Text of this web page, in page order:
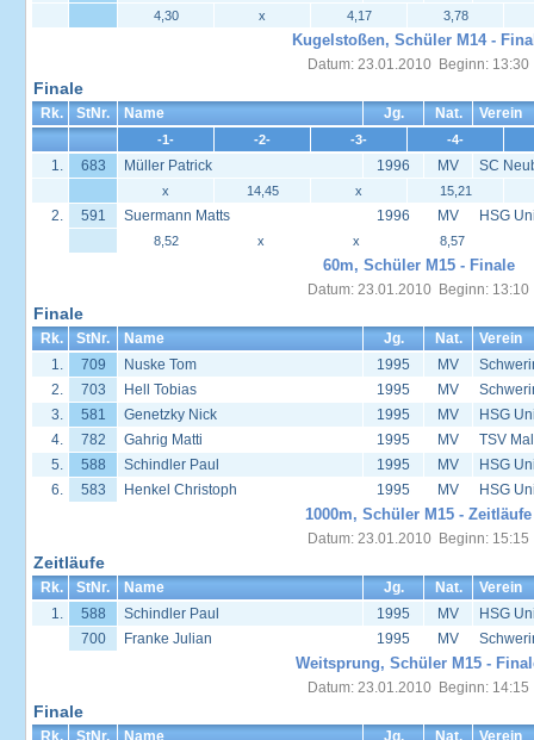
4,30 x 4,17 3,78
Kugelstoßen, Schüler M14 -
Datum: 23.01.2010 Beginn: 13:30
Finale
Rk. StNr. Name Jg. Nat. Verein
-1- -2- -3- -4-
1. 683 Müller Patrick 1996 MV SC
x 14,45 x 15,21
2. 591 Suermann Matts 1996 MV HSG
8,52 x x 8,57
60m, Schüler M15 - Finale
Datum: 23.01.2010 Beginn: 13:10
Finale
Rk. StNr. Name Jg. Nat.
Verein
1.
709 Nuske Tom 1995 MV
2.
703 Hell Tobias 1995 MV
3.
581 Genetzky Nick 1995 MV
HSG
4.
782 Gahrig Matti 1995 MV
TSV
5.
588 Schindler Paul 1995 MV
HSG
6.
583 Henkel Christoph 1995 MV HSG
1000m, Schüler M15 - Zeitläufe
Datum: 23.01.2010 Beginn: 15:15
Zeitläufe
Rk. StNr. Name Jg. Nat.
Verein
1.
588 Schindler Paul 1995 MV
HSG
700
Franke Julian 1995 MV
Weitsprung, Schüler M15 -
Datum: 23.01.2010 Beginn: 14:15
Finale
Rk. StNr. Name Jg. Nat. Verein